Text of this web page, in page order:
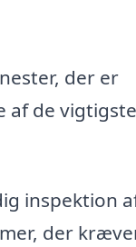
der er
af de vigtigste
inspektion
der